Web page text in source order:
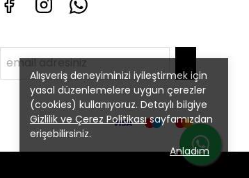
Alışveriş deneyiminizi iyileştirmek için
yasal düzenlemelere uygun çerezler
(cookies) kullanıyoruz. Detaylı bilgiye
Gizlilik ve Çerez Politikasısayfamızdan
erişebilirsiniz.
Anladım